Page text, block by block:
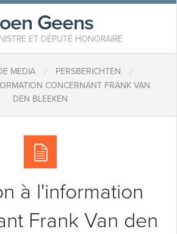
Geens
ET DÉPUTÉ HONORAIRE
MEDIA / PERSBERICHTEN /
CONCERNANT FRANK VAN
DEN BLEEKEN
à l'information
Frank Van den